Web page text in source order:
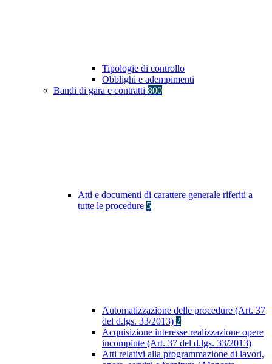
Tipologie di controllo
Obblighi e adempimenti
Bandi di gara e contratti 800
Atti e documenti di carattere generale riferiti a
tutte le procedure 5
Automatizzazione delle procedure (Art. 37
del d.lgs. 33/2013) 2
Acquisizione interesse realizzazione opere
incompiute (Art. 37 del d.lgs. 33/2013)
Atti relativi alla programmazione di lavori,